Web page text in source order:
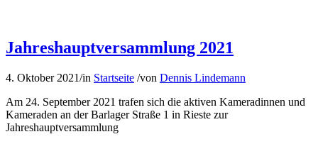
Jahreshauptversammlung 2021
4. Oktober 2021/in Startseite /von Dennis Lindemann
Am 24. September 2021 trafen sich die aktiven Kameradinnen und
Kameraden an der Barlager Straße 1 in Rieste zur
Jahreshauptversammlung